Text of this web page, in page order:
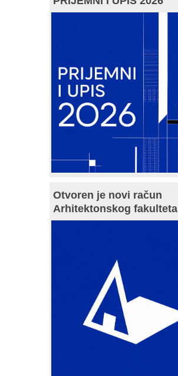
Otvoren je novi račun
Arhitektonskog fakulteta